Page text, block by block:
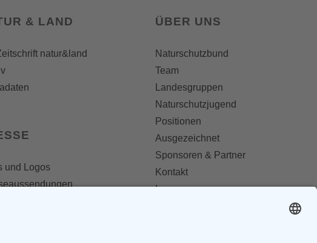
& LAND
natur&land
und Logos
ÜBER UNS
Naturschutzbund
Team
Landesgruppen
Naturschutzjugend
Positionen
Ausgezeichnet
Sponsoren & Partner
Kontakt
Impressum